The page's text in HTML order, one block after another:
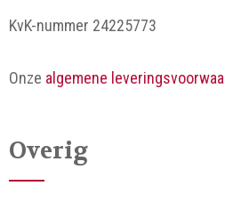
KvK-nummer 24225773
Onze algemene
Overig